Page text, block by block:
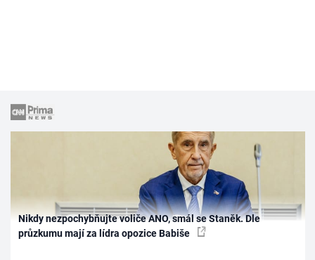
Nikdy nezpochybňujte voliče ANO, smál se Staněk. Dle
průzkumu mají za lídra opozice Babiše